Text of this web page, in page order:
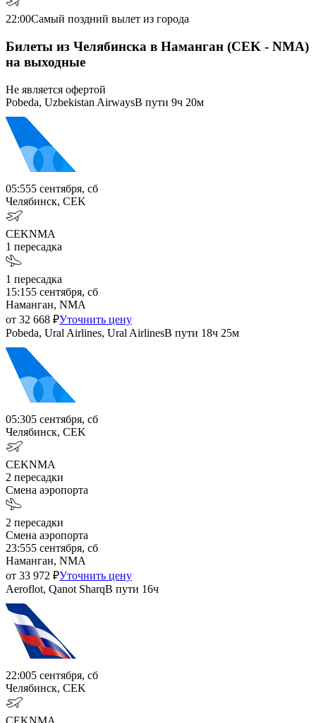
22:00Самый поздний вылет из города
Билеты из Челябинска в Наманган (CEK - NMA)
на выходные
Не является офертой
Pobeda, Uzbekistan AirwaysВ пути 9ч 20м
05:555 сентября, сб
Челябинск, CEK
CEKNMA
1 пересадка
1 пересадка
15:155 сентября, сб
Наманган, NMA
от 32 668 ₽Уточнить цену
Pobeda, Ural Airlines, Ural AirlinesВ пути 18ч 25м
05:305 сентября, сб
Челябинск, CEK
CEKNMA
2 пересадки
Смена аэропорта
2 пересадки
Смена аэропорта
23:555 сентября, сб
Наманган, NMA
от 33 972 ₽Уточнить цену
Aeroflot, Qanot SharqВ пути 16ч
22:005 сентября, сб
Челябинск, CEK
CEKNMA